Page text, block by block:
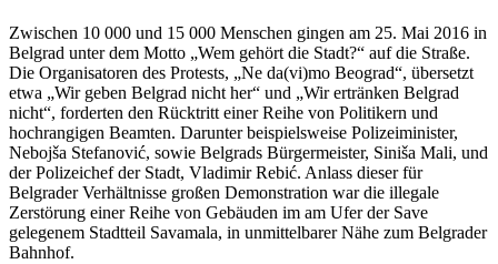
Zwischen 10 000 und 15 000 Menschen gingen am 25. Mai 2016 in
Belgrad unter dem Motto „Wem gehört die Stadt?“ auf die Straße.
Die Organisatoren des Protests, „Ne da(vi)mo Beograd“, übersetzt
etwa „Wir geben Belgrad nicht her“ und „Wir ertränken Belgrad
nicht“, forderten den Rücktritt einer Reihe von Politikern und
hochrangigen Beamten. Darunter beispielsweise Polizeiminister,
Nebojša Stefanović, sowie Belgrads Bürgermeister, Siniša Mali, und
der Polizeichef der Stadt, Vladimir Rebić. Anlass dieser für
Belgrader Verhältnisse großen Demonstration war die illegale
Zerstörung einer Reihe von Gebäuden im am Ufer der Save
gelegenem Stadtteil Savamala, in unmittelbarer Nähe zum Belgrader
Bahnhof.